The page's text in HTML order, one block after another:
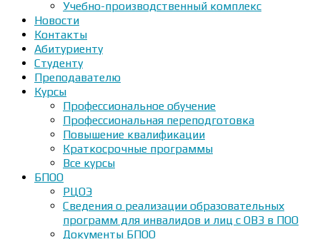
Учебно-производственный комплекс
Новости
Контакты
Абитуриенту
Студенту
Преподавателю
Курсы
Профессиональное обучение
Профессиональная переподготовка
Повышение квалификации
Краткосрочные программы
Все курсы
БПОО
РЦОЭ
Сведения о реализации образовательных
программ для инвалидов и лиц с ОВЗ в ПОО
Документы БПОО